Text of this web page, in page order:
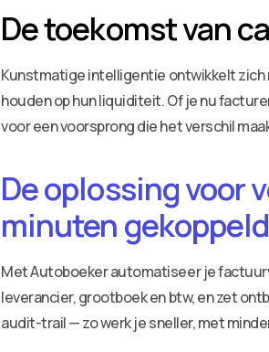
De toekomst van
Kunstmatige intelligentie ontwikkelt
houden op hun liquiditeit. Of je nu
voor een voorsprong die het verschil
De oplossing voor
minuten
Met Autoboeker automatiseer je
leverancier, grootboek en btw, en zet
audit-trail — zo werk je sneller, met